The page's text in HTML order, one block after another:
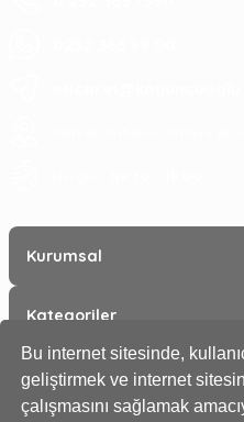
Bu internet sitesinde,
geliştirmek ve internet
çalışmasını sağlamak
Kurumsal
Kategoriler
Alışveriş